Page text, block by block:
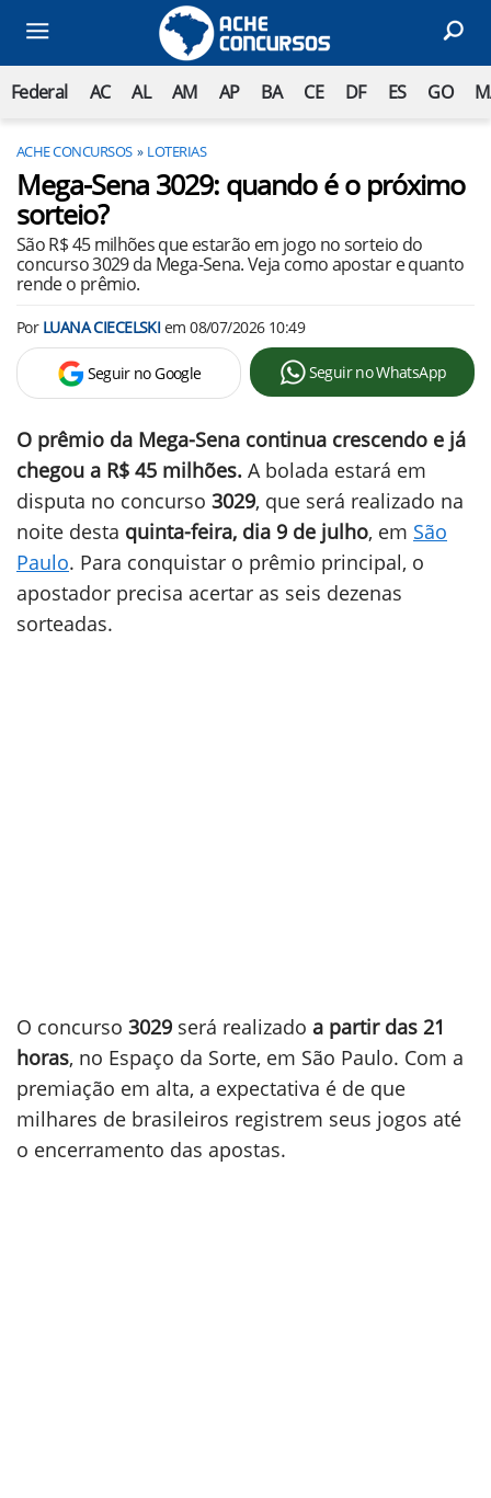
Federal AC AL AM AP BA CE DF ES GO
ACHE CONCURSOS LOTERIAS
Mega-Sena 3029: quando é o próximo
sorteio?
São R$ 45 milhões que estarão em jogo no sorteio do
concurso 3029 da Mega-Sena. Veja como apostar e quanto
rende o prêmio.
Por LUANA CIECELSKIem08/07/2026 10:49
Seguir no Google Seguir no WhatsApp
O prêmio da Mega-Sena continua crescendo e já
chegou a R$ 45 milhões. A bolada estará em
disputa no concurso 3029, que será realizado na
noite desta quinta-feira, dia 9 de julho, em São
Paulo. Para conquistar o prêmio principal, o
apostador precisa acertar as seis dezenas
sorteadas.
O concurso 3029 será realizado a partir das 21
horas, no Espaço da Sorte, em São Paulo. Com a
premiação em alta, a expectativa é de que
milhares de brasileiros registrem seus jogos até
o encerramento das apostas.